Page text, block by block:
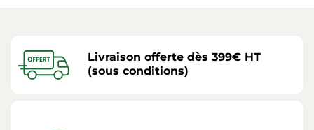
Livraison offerte dès 399€ HT
(sous conditions)